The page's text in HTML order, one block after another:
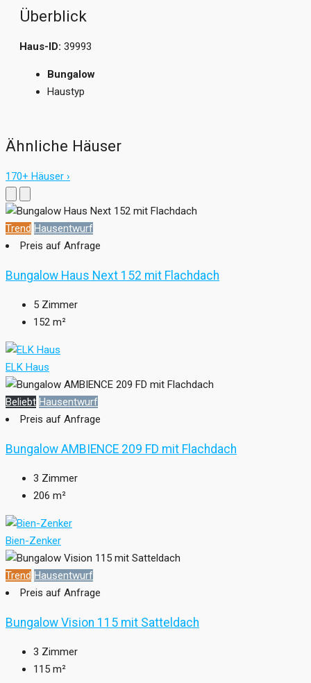
Überblick
Haus-ID: 39993
Bungalow
Haustyp
Ähnliche Häuser
170+ Häuser ›
Trend Hausentwurf
Preis auf Anfrage
Bungalow Haus Next 152 mit Flachdach
5 Zimmer
152 m²
ELK Haus
Beliebt Hausentwurf
Preis auf Anfrage
Bungalow AMBIENCE 209 FD mit Flachdach
3 Zimmer
206 m²
Bien-Zenker
Trend Hausentwurf
Preis auf Anfrage
Bungalow Vision 115 mit Satteldach
3 Zimmer
115 m²